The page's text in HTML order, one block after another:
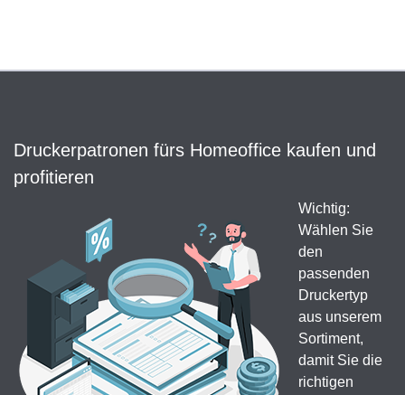
Druckerpatronen fürs Homeoffice kaufen und
profitieren
Wichtig:
Wählen Sie
den
passenden
Druckertyp
aus unserem
Sortiment,
damit Sie die
richtigen